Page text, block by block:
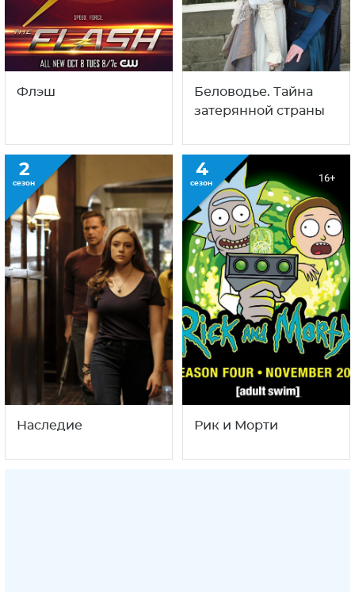
Флэш
Беловодье. Тайна
затерянной страны
2
сезон
Наследие
4
сезон 16+
Рик и Морти